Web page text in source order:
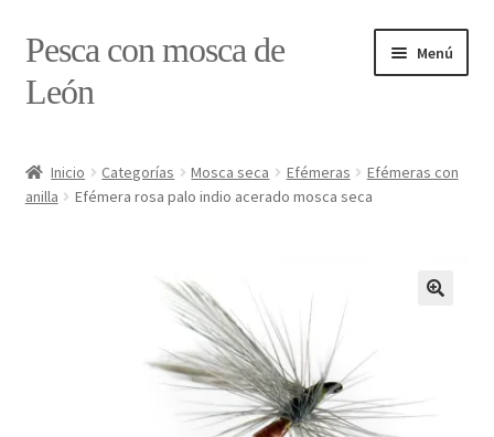
Ir
a
Ir
al
contenido
Pesca con mosca de
León
Menú
#7897 (sin título)
Estado de tramos de pesca
Formulario de contacto
Inicio Categorías Mosca seca Efémeras
Efémeras con
anilla
Efémera rosa palo indio acerado mosca seca